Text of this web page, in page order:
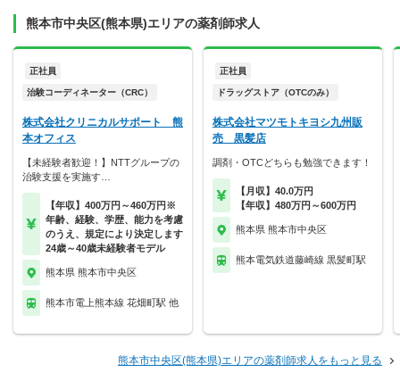
熊本市中央区(熊本県)エリアの薬剤師求人
正社員
治験コーディネーター（CRC）
株式会社クリニカルサポート 熊
本オフィス
【未経験者歓迎！】NTTグループの
治験支援を実施す…
【年収】400万円～460万円※
年齢、経験、学歴、能力を考慮
のうえ、規定により決定します
24歳～40歳未経験者モデル
熊本県 熊本市中央区
熊本市電上熊本線 花畑町駅 他
正社員
ドラッグストア（OTCのみ）
株式会社マツモトキヨシ九州販
売 黒髪店
調剤・OTCどちらも勉強できます！
【月収】40.0万円
【年収】480万円～600万円
熊本県 熊本市中央区
熊本電気鉄道藤崎線 黒髪町駅
熊本市中央区(熊本県)エリアの薬剤師求人をもっと見る